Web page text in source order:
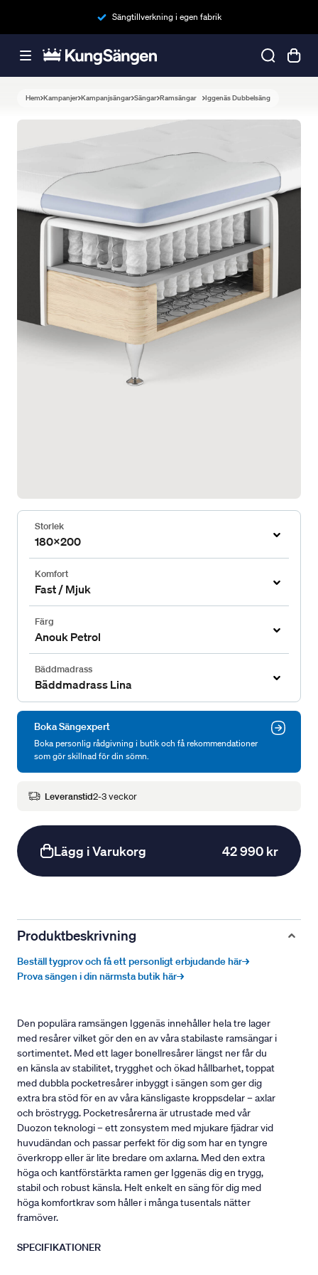
Sängtillverkning i egen fabrik
Hem Kampanjer Kampanjsängar Sängar Ramsängar Iggenäs Dubbelsäng
Storlek
180x200
Komfort
Fast / Mjuk
Färg
Anouk Petrol
Bäddmadrass
Bäddmadrass Lina
Boka Sängexpert
Boka personlig rådgivning i butik och få rekommendationer
som gör skillnad för din sömn.
Leveranstid2-3 veckor
Lägg i Varukorg 42 990 kr
Produktbeskrivning
Beställ tygprov och få ett personligt erbjudande här→
Prova sängen i din närmsta butik här→
Den populära ramsängen Iggenäs innehåller hela tre lager
med resårer vilket gör den en av våra stabilaste ramsängar i
sortimentet. Med ett lager bonellresårer längst ner får du
en känsla av stabilitet, trygghet och ökad hållbarhet, toppat
med dubbla pocketresårer inbyggt i sängen som ger dig
extra bra stöd för en av våra känsligaste kroppsdelar – axlar
och bröstrygg. Pocketresårerna är utrustade med vår
Duozon teknologi – ett zonsystem med mjukare fjädrar vid
huvudändan och passar perfekt för dig som har en tyngre
överkropp eller är lite bredare om axlarna. Med den extra
höga och kantförstärkta ramen ger Iggenäs dig en trygg,
stabil och robust känsla. Helt enkelt en säng för dig med
höga komfortkrav som håller i många tusentals nätter
framöver.
SPECIFIKATIONER